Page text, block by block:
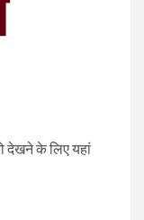
देखने के लिए यहां